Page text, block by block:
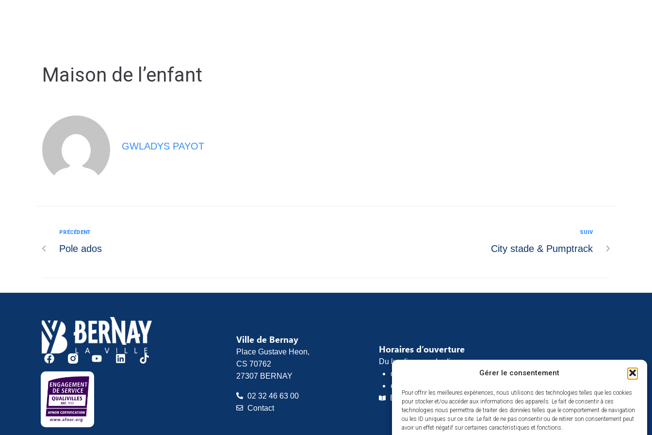
Gérer le consentement
Pour offrir les meilleures expériences, nous utilisons des technologies telles que les cookies
pour stocker et/ou accéder aux informations des appareils. Le fait de consentir à ces
technologies nous permettra de traiter des données telles que le comportement de navigation
ou les ID uniques sur ce site. Le fait de ne pas consentir ou de retirer son consentement peut
avoir un effet négatif sur certaines caractéristiques et fonctions.
Maison de l’enfant
GWLADYS PAYOT
PRÉCÉDENT
Pole ados
SUIV
City stade & Pumptrack
Ville de Bernay
Place Gustave Heon,
CS 70762
27307 BERNAY
02 32 46 63 00
Contact
Horaires d’ouverture
Du lundi au vendredi :
de 8h30 à 12h
et de 13h30 à 17h
Espace presse